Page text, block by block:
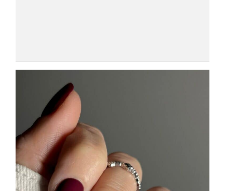
COSMOPROF WORLDWIDE BOLOGNA
Cosmprof Worldwide Bologna
presenta THE BEAUTY &
WELLNESS CONGRESS 2022: I
DYSON
Dyson presenta la nuova collezione
pervinca e rosé per Natale